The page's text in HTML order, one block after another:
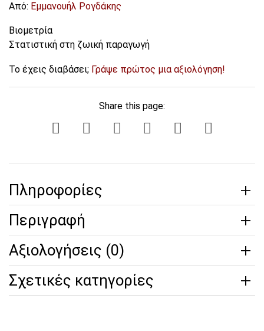
Από: Εμμανουήλ Ρογδάκης
Βιομετρία
Στατιστική στη ζωική παραγωγή
Το έχεις διαβάσει; Γράψε πρώτος μια αξιολόγηση!
Share this page:
Πληροφορίες
Περιγραφή
Αξιολογήσεις (0)
Σχετικές κατηγορίες